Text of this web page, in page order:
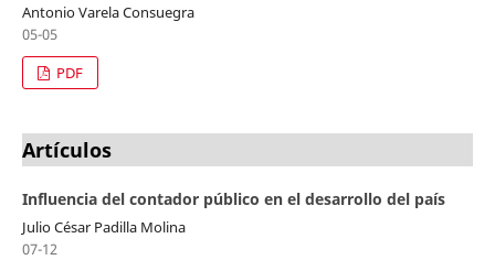
Antonio Varela Consuegra
05-05
PDF
Artículos
Influencia del contador público en el desarrollo del país
Julio César Padilla Molina
07-12